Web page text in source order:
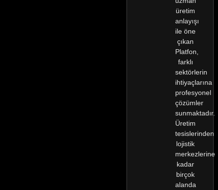
üretim
anlayışı
ile öne
çıkan
Platfon,
farklı
sektörlerin
ihtiyaçlarına
profesyonel
çözümler
sunmaktadır.
Üretim
tesislerinden
lojistik
merkezlerine
kadar
birçok
alanda